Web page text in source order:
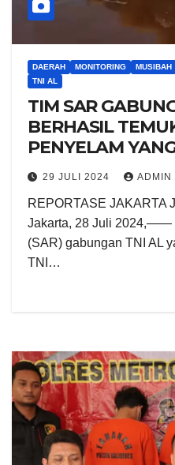
DAERAH MONITORING MUSIBAH
TNI AL
TIM SAR
BERHASIL
PENYELAM
PERAIRAN
29 JULI 2024 ADMIN
REPORTASE JAKARTA
Jakarta, 28 Juli 2024,——
(SAR) gabungan TNI AL
TNI…